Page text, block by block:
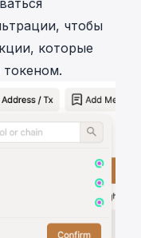
чтобы
которые